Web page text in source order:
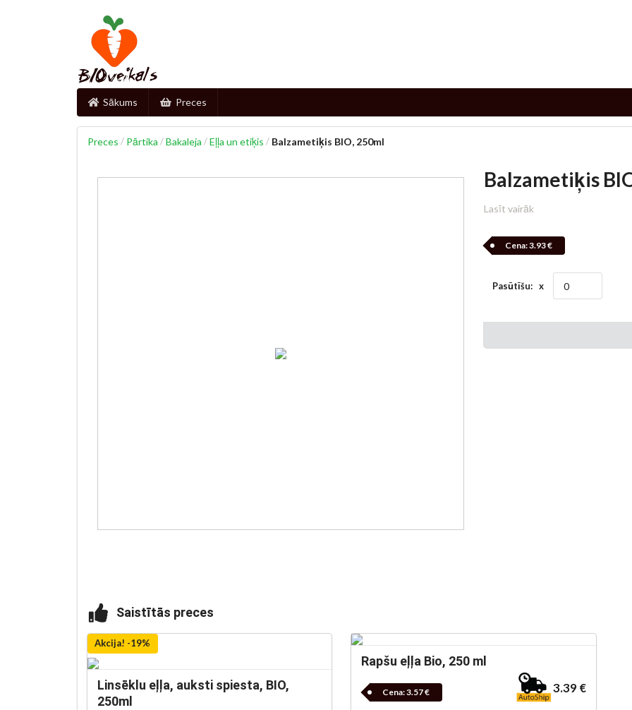
Sākums Preces
Preces / Pārtika / Bakaleja / Eļļa un etiķis / Balzametiķis BIO, 250ml
Balzametiķis
Lasīt vairāk
Cena:3.93 €
Pasūtīšu: x
Saistītās preces
Akcija! -19%
Linsēklu eļļa, auksti spiesta, BIO,
250ml
Rapšu eļļa Bio, 250 ml
Cena:3.57 € 3.39 €